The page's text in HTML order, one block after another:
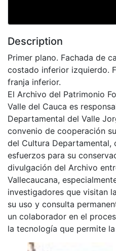
Description
Primer plano. Fachada de
costado inferior izquierdo.
franja inferior.
El Archivo del Patrimonio
Valle del Cauca es
Departamental del Valle
convenio de cooperación
del Cultura Departamental,
esfuerzos para su
divulgación del Archivo
Vallecaucana,
investigadores que visitan
su uso y consulta
un colaborador en el
la tecnología que permite